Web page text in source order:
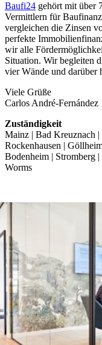
Baufi24 gehört mit über
Vermittlern für
vergleichen die Zinsen
perfekte
wir alle
Situation. Wir begleiten
vier Wände und darüber
Viele Grüße
Carlos André-Fernández
Zuständigkeit
Mainz | Bad Kreuznach
Rockenhausen |
Bodenheim | Stromberg
Worms